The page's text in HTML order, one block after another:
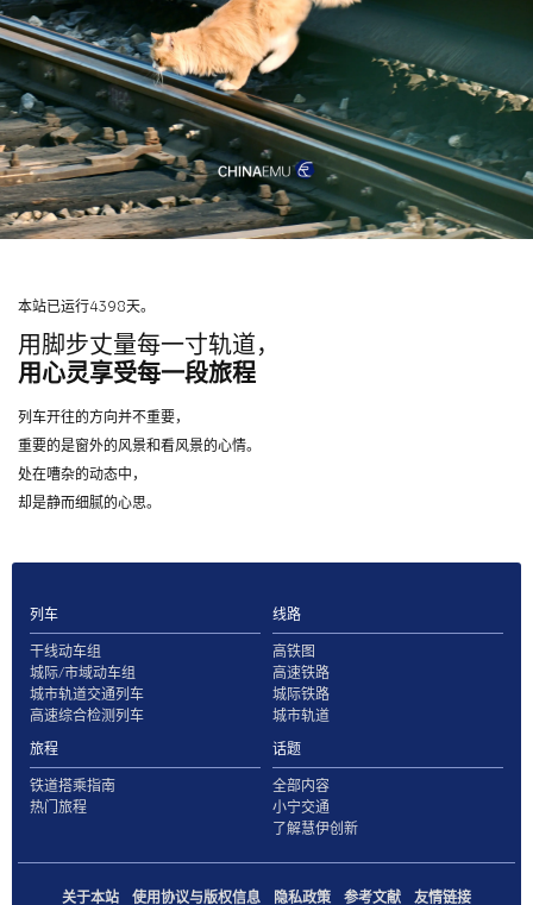
本站已运行4398天。
用脚步丈量每一寸轨道，
用心灵享受每一段旅程
列车开往的方向并不重要，
重要的是窗外的风景和看风景的心情。
处在嘈杂的动态中，
却是静而细腻的心思。
列车
干线动车组
城际/市域动车组
城市轨道交通列车
高速综合检测列车
线路
高铁图
高速铁路
城际铁路
城市轨道
旅程
铁道搭乘指南
热门旅程
话题
全部内容
小宁交通
了解慧伊创新
关于本站 使用协议与版权信息 隐私政策 参考文献 友情链接